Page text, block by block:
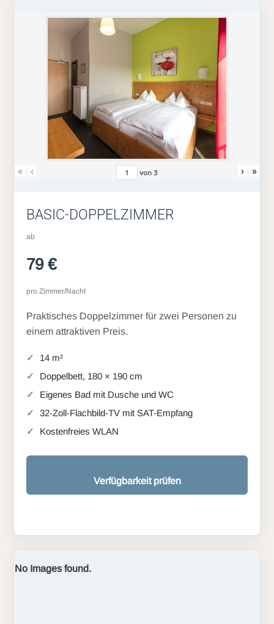
« ‹ von3 › »
BASIC-DOPPELZIMMER
ab
79 €
pro Zimmer/Nacht
Praktisches Doppelzimmer für zwei Personen zu
einem attraktiven Preis.
14 m²
Doppelbett, 180 × 190 cm
Eigenes Bad mit Dusche und WC
32-Zoll-Flachbild-TV mit SAT-Empfang
Kostenfreies WLAN
Verfügbarkeit prüfen
No Images found.